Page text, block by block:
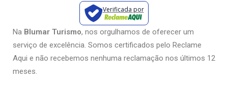
Verificada por
Na Blumar Turismo, nos orgulhamos de oferecer um
serviço de excelência. Somos certificados pelo Reclame
Aqui e não recebemos nenhuma reclamação nos últimos 12
meses.